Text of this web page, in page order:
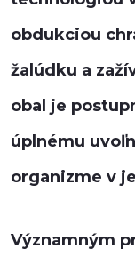
obdukciou
žalúdku a
obal je
úplnému
organizme v
Významným